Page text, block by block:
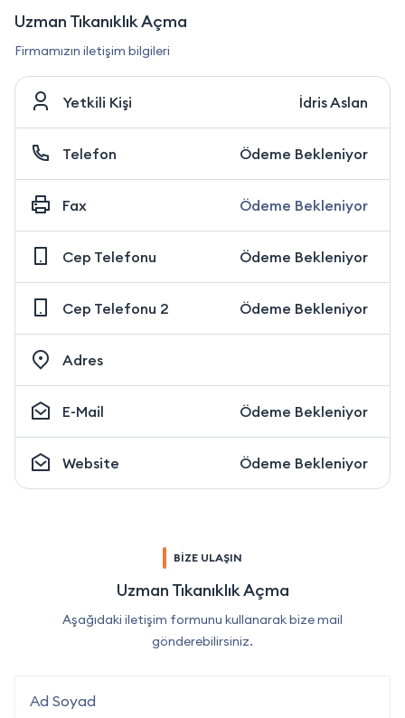
Uzman Tıkanıklık Açma
Firmamızın iletişim bilgileri
Yetkili Kişi İdris Aslan
Telefon Ödeme Bekleniyor
Fax Ödeme Bekleniyor
Cep Telefonu Ödeme Bekleniyor
Cep Telefonu 2 Ödeme Bekleniyor
Adres
E-Mail Ödeme Bekleniyor
Website Ödeme Bekleniyor
BİZE ULAŞIN
Uzman Tıkanıklık Açma
Aşağıdaki iletişim formunu kullanarak bize mail
gönderebilirsiniz.